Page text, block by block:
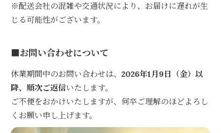
※配送会社の混雑や交通状況により、お届けに遅れが生
じる可能性がございます。
■お問い合わせについて
休業期間中のお問い合わせは、2026年1月9日（金）以
降、順次ご返信いたします。
ご不便をおかけいたしますが、何卒ご理解のほどよろし
くお願い申し上げます。